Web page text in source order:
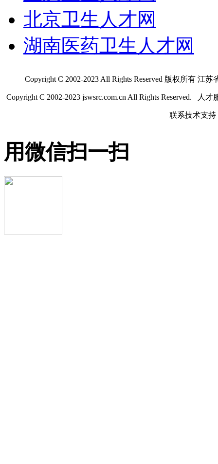
北京卫生人才网
湖南医药卫生人才网
Copyright C 2002-2023 All Rights Reserved 版权所有
Copyright C 2002-2023 jswsrc.com.cn All Rights Reserved. 人
联系技术支持
用微信扫一扫